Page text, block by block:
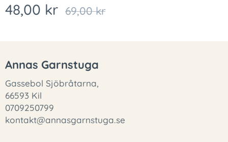
48,00 kr 69,00kr
Annas Garnstuga
Gassebol Sjöbråtarna,
66593 Kil
0709250799
kontakt@annasgarnstuga.se